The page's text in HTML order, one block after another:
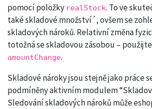
pomocí položky realStock. To ve
také skladové množství´, ovšem se
skladových nároků. Relativní změna
totožná se skladovou zásobou –
amountChange.
Skladové nároky jsou stejně jako práce
podmíněny aktivním modulem
Sledování skladových nároků může